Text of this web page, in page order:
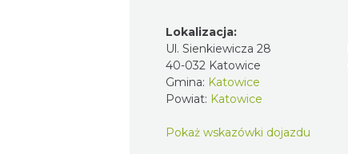
Lokalizacja:
Ul. Sienkiewicza 28
40-032 Katowice
Gmina: Katowice
Powiat: Katowice
Pokaż wskazówki dojazdu